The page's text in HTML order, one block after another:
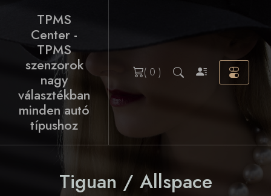
TPMS
Center -
TPMS
szenzorok
nagy
választékban
minden autó
típushoz
( 0 )
Tiguan / Allspace